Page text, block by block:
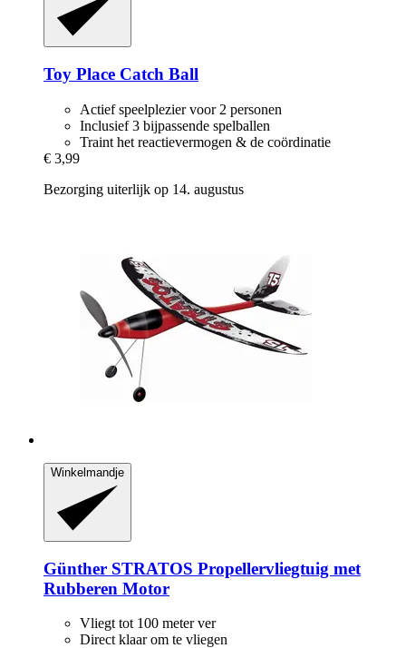
Toy Place Catch Ball
Actief speelplezier voor 2 personen
Inclusief 3 bijpassende spelballen
Traint het reactievermogen & de coördinatie
€ 3,99
Bezorging uiterlijk op 14. augustus
Winkelmandje
Günther STRATOS Propellervliegtuig met
Rubberen Motor
Vliegt tot 100 meter ver
Direct klaar om te vliegen